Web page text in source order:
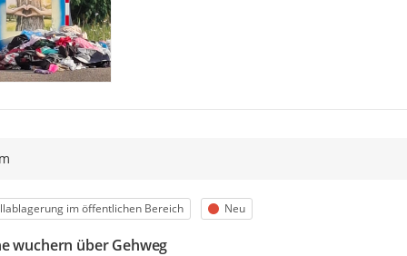
im öffentlichen Bereich Status
Neu
wuchern über Gehweg